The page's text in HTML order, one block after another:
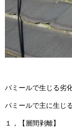
パミールで生じる劣
パミールで主に生じ
１，【層間剥離】